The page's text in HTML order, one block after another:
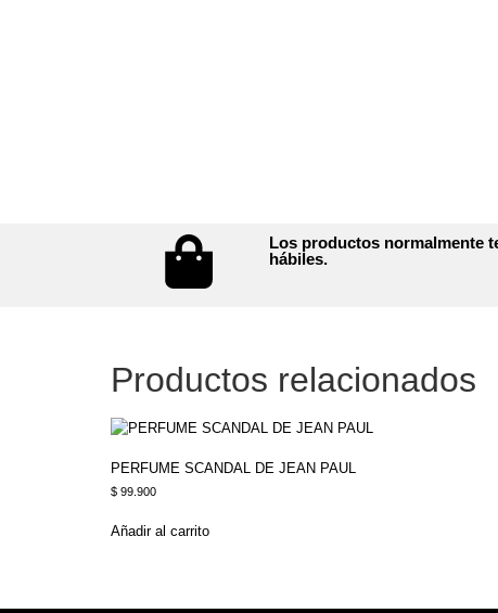
Los productos normalmente
hábiles.
Productos relacionados
PERFUME SCANDAL DE JEAN PAUL
$ 99.900
Añadir al carrito